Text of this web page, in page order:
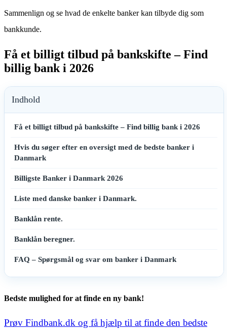
Sammenlign og se hvad de enkelte banker kan tilbyde dig som
bankkunde.
Få et billigt tilbud på bankskifte – Find
billig bank i 2026
Indhold
Få et billigt tilbud på bankskifte – Find billig bank i 2026
Hvis du søger efter en oversigt med de bedste banker i
Danmark
Billigste Banker i Danmark 2026
Liste med danske banker i Danmark.
Banklån rente.
Banklån beregner.
FAQ – Spørgsmål og svar om banker i Danmark
Bedste mulighed for at finde en ny bank!
Prøv Findbank.dk og få hjælp til at finde den bedste